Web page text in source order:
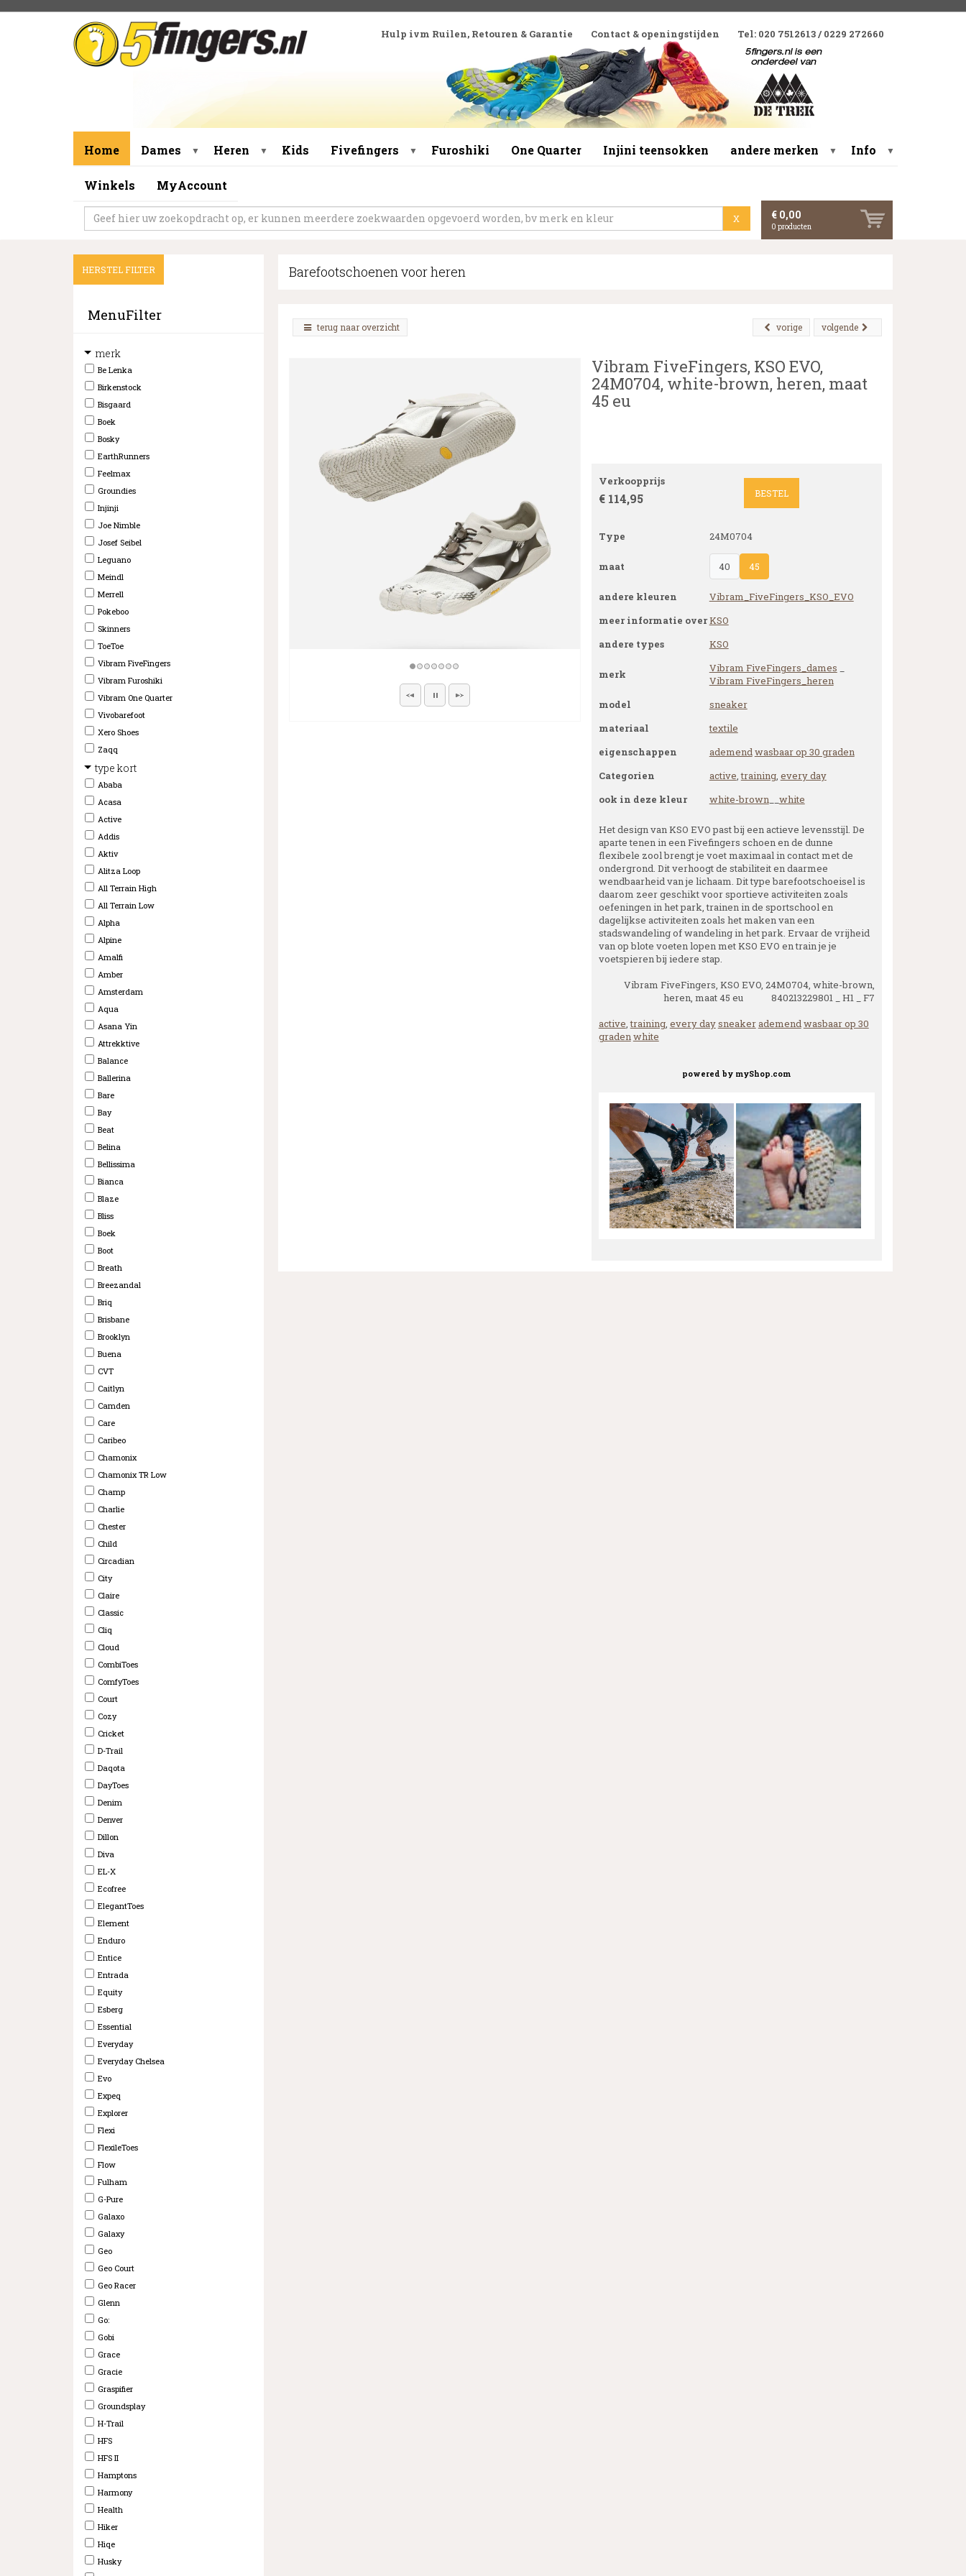
Hulp ivm Ruilen, Retouren & Garantie Contact & openingstijden Tel: 020 7512613 / 0229 272660
Home Dames ▼ Heren ▼ Kids Fivefingers ▼ Furoshiki One Quarter Injini teensokken andere merken ▼ Info ▼
Winkels MyAccount
X € 0,00
0 producten
HERSTEL FILTER
MenuFilter
merk
Be Lenka
Birkenstock
Bisgaard
Boek
Bosky
EarthRunners
Feelmax
Groundies
Injinji
Joe Nimble
Josef Seibel
Leguano
Meindl
Merrell
Pokeboo
Skinners
ToeToe
Vibram FiveFingers
Vibram Furoshiki
Vibram One Quarter
Vivobarefoot
Xero Shoes
Zaqq
type kort
Ababa
Acasa
Active
Addis
Aktiv
Alitza Loop
All Terrain High
All Terrain Low
Alpha
Alpine
Amalfi
Amber
Amsterdam
Aqua
Asana Yin
Attrekktive
Balance
Ballerina
Bare
Bay
Beat
Belina
Bellissima
Bianca
Blaze
Bliss
Boek
Boot
Breath
Breezandal
Briq
Brisbane
Brooklyn
Buena
CVT
Caitlyn
Camden
Care
Caribeo
Chamonix
Chamonix TR Low
Champ
Charlie
Chester
Child
Circadian
City
Claire
Classic
Cliq
Cloud
CombiToes
ComfyToes
Court
Cozy
Cricket
D-Trail
Daqota
DayToes
Denim
Denver
Dillon
Diva
EL-X
Ecofree
ElegantToes
Element
Enduro
Entice
Entrada
Equity
Esberg
Essential
Everyday
Everyday Chelsea
Evo
Expeq
Explorer
Flexi
FlexileToes
Flow
Fulham
G-Pure
Galaxo
Galaxy
Geo
Geo Court
Geo Racer
Glenn
Go:
Gobi
Grace
Gracie
Graspifier
Groundsplay
H-Trail
HFS
HFS II
Hamptons
Harmony
Health
Hiker
Hiqe
Husky
Barefootschoenen voor heren
terug naar overzicht volgende
vorige
Vibram FiveFingers, KSO EVO,
24M0704, white-brown, heren, maat
45 eu
Verkoopprijs
€ 114,95 BESTEL
Type 24M0704
maat 40 45
andere kleuren
Vibram_FiveFingers_KSO_EVO
meer informatie overKSO
andere types
KSO
merk Vibram FiveFingers_dames
Vibram FiveFingers_heren
model
sneaker
materiaal
textile
eigenschappen
ademendwasbaar op 30 graden
Categorien
active,training, every day
ook in deze kleur
white-brown__ white
Het design van KSO EVO past bij een actieve levensstijl. De
aparte tenen in een Fivefingers schoen en de dunne
flexibele zool brengt je voet maximaal in contact met de
ondergrond. Dit verhoogt de stabiliteit en daarmee
wendbaarheid van je lichaam. Dit type barefootschoeisel is
daarom zeer geschikt voor sportieve activiteiten zoals
oefeningen in het park, trainen in de sportschool en
dagelijkse activiteiten zoals het maken van een
stadswandeling of wandeling in het park. Ervaar de vrijheid
van op blote voeten lopen met KSO EVO en train je je
voetspieren bij iedere stap.
Vibram FiveFingers, KSO EVO, 24M0704, white-brown,
heren, maat 45 eu 840213229801 _ H1 _ F7
active,training, every daysneakerademendwasbaar op 30
gradenwhite
powered by myShop.com